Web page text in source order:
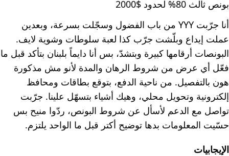
بونص ثالث 80% لحدود $2000
أنا جرّبت YYY من باب الفضول وسجّلت بسرعة، وبعدين
عملت إيداع وبلّشت جرّب كذا لعبة سلوطات وشوية لايف.
البونصات أرقامها كبيرة وبتشدّ، بس أنا دايماً بلبنان بتأكد قبل ما
فعّل أي عرض من شروط الرهان والمدة لأنو مش مذكورة
هون بالتفصيل. من ناحية الدفع، بتوقع بطاقات ومحافظ
إلكترونية وتحويل محلي، وهيك أشياء بتسهّل علينا. جرّبت
تواصل مع الدعم لأسأل عن شروط البونص، ردّوا منيح بس
حسّيت المعلومات بدها توضيح أكتر قبل ما الواحد يلتزم.
الإيجابيات